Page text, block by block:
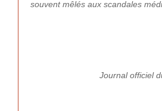
souvent mêlés aux scandales
Journal officiel